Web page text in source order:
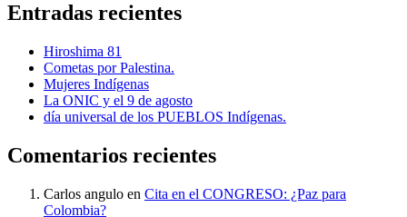
Entradas recientes
Hiroshima 81
Cometas por Palestina.
Mujeres Indígenas
La ONIC y el 9 de agosto
día universal de los PUEBLOS Indígenas.
Comentarios recientes
Carlos angulo en Cita en el CONGRESO: ¿Paz para
Colombia?